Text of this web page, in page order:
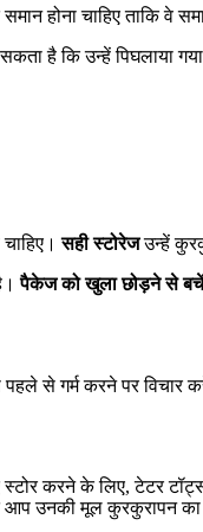
होना चाहिए ताकि
है कि उन्हें पिघलाया
सही स्टोरेजउन्हें
पैकेज को खुला छोड़ने से बचें
से गर्म करने पर
करने के लिए, टेटर
आप उनकी मूल कुरकुरापन